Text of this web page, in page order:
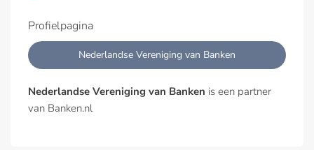
Profielpagina
Nederlandse Vereniging van Banken
Nederlandse Vereniging van Banken is een partner
van Banken.nl